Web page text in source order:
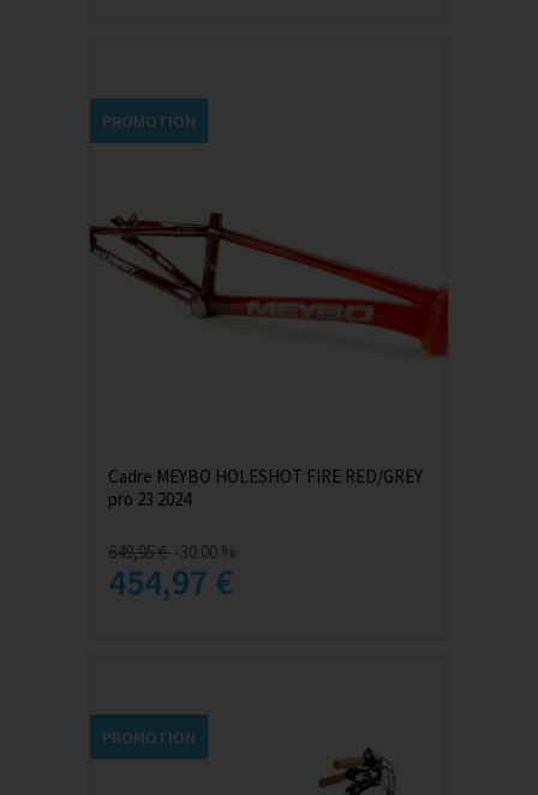
PROMOTION
Cadre MEYBO HOLESHOT FIRE RED/GREY
pro 23 2024
649,95 € -30.00 %
454,97 €
PROMOTION